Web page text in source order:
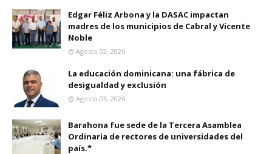
Edgar Féliz Arbona y la DASAC impactan
madres de los municipios de Cabral y Vicente
Noble
Agosto 03, 2026
La educación dominicana: una fábrica de
desigualdad y exclusión
Agosto 03, 2026
Barahona fue sede de la Tercera Asamblea
Ordinaria de rectores de universidades del
país.*